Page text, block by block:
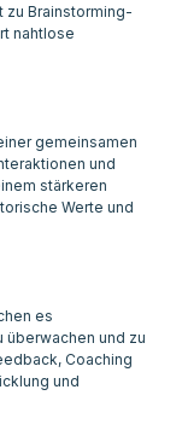
zu Brainstorming-
nahtlose
gemeinsamen
und
stärkeren
Werte und
es
und zu
Coaching
und